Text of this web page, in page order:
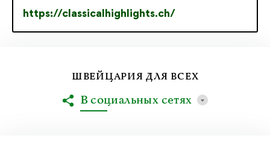
https://classicalhighlights.ch/
ШВЕЙЦАРИЯ ДЛЯ ВСЕХ
В социальных сетях